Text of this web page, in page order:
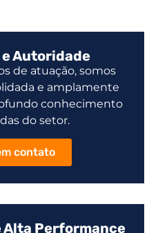
Autoridade
de atuação, somos
e amplamente
conhecimento
do setor.
contato
Alta Performance